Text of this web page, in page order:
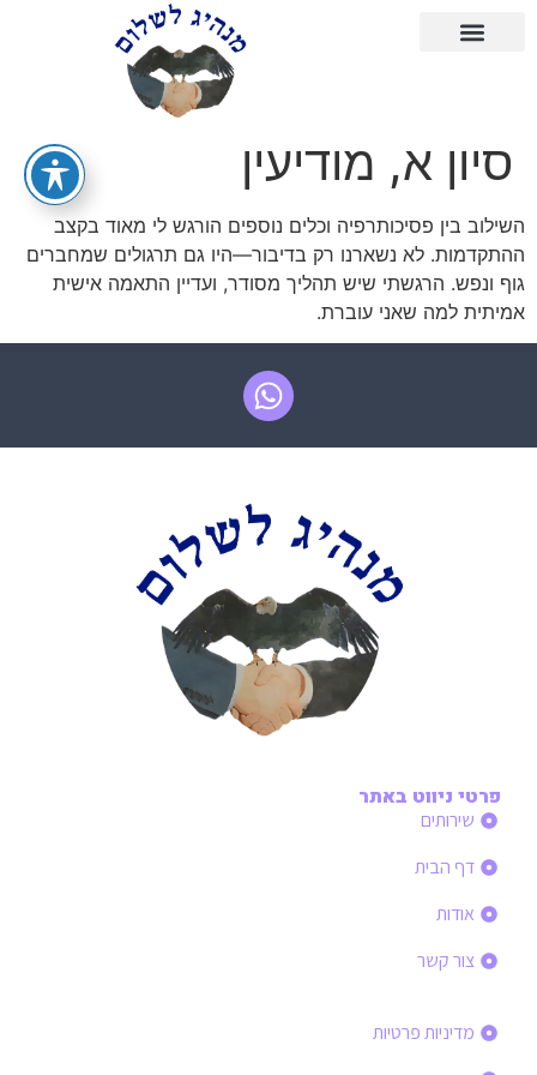
סיון א, מודיעין
השילוב בין פסיכותרפיה וכלים נוספים הורגש לי מאוד בקצב
ההתקדמות. לא נשארנו רק בדיבור—היו גם תרגולים שמחברים
גוף ונפש. הרגשתי שיש תהליך מסודר, ועדיין התאמה אישית
אמיתית למה שאני עוברת.
פרטי ניווט באתר
שירותים
דף הבית
אודות
צור קשר
מדיניות פרטיות